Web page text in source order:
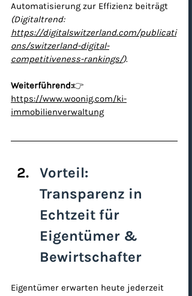
Automatisierung zur Effizienz beiträgt
(Digitaltrend:
https://digitalswitzerland.com/publicati
ons/switzerland-digital-
competitiveness-rankings/).
Weiterführend:👉
https://www.woonig.com/ki-
immobilienverwaltung
Vorteil:
Transparenz in
Echtzeit für
Eigentümer &
Bewirtschafter
Eigentümer erwarten heute jederzeit